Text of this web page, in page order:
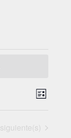
de
Lista
Eventos
siguiente(s)